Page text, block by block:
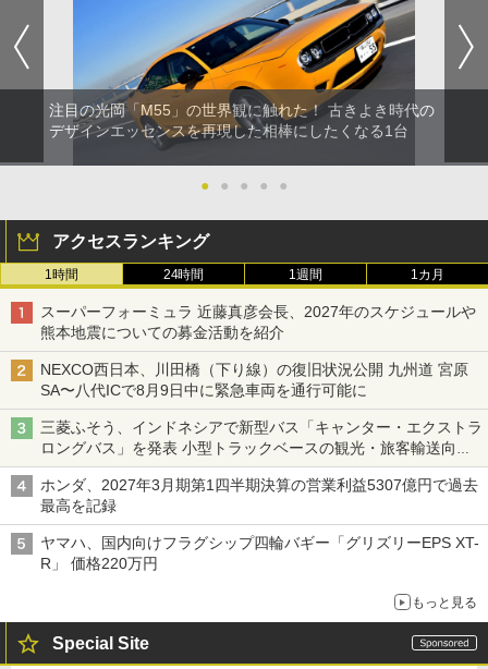
注目の光岡「M55」の世界観に触れた！ 古きよき時代の
デザインエッセンスを再現した相棒にしたくなる1台
● ● ● ● ●
アクセスランキング
1時間 24時間 1週間 1カ月
スーパーフォーミュラ 近藤真彦会長、2027年のスケジュールや
熊本地震についての募金活動を紹介
NEXCO西日本、川田橋（下り線）の復旧状況公開 九州道 宮原
SA〜八代ICで8月9日中に緊急車両を通行可能に
三菱ふそう、インドネシアで新型バス「キャンター・エクストラ
ロングバス」を発表 小型トラックベースの観光・旅客輸送向け
バス
ホンダ、2027年3月期第1四半期決算の営業利益5307億円で過去
最高を記録
ヤマハ、国内向けフラグシップ四輪バギー「グリズリーEPS XT-
R」 価格220万円
もっと見る
Special Site